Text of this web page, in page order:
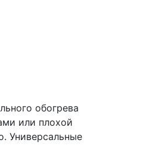
обогрева
или плохой
Универсальные